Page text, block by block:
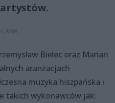
artystów.
Bielec oraz Marian
aranżacjach
muzyka hiszpańska i
takich wykonawców jak: